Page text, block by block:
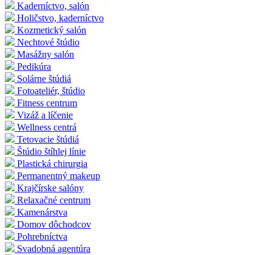
Kaderníctvo, salón
Holičstvo, kaderníctvo
Kozmetický salón
Nechtové štúdio
Masážny salón
Pedikúra
Solárne štúdiá
Fotoateliér, štúdio
Fitness centrum
Vizáž a líčenie
Wellness centrá
Tetovacie štúdiá
Štúdio štíhlej línie
Plastická chirurgia
Permanentný makeup
Krajčírske salóny
Relaxačné centrum
Kamenárstva
Domov dôchodcov
Pohrebníctva
Svadobná agentúra